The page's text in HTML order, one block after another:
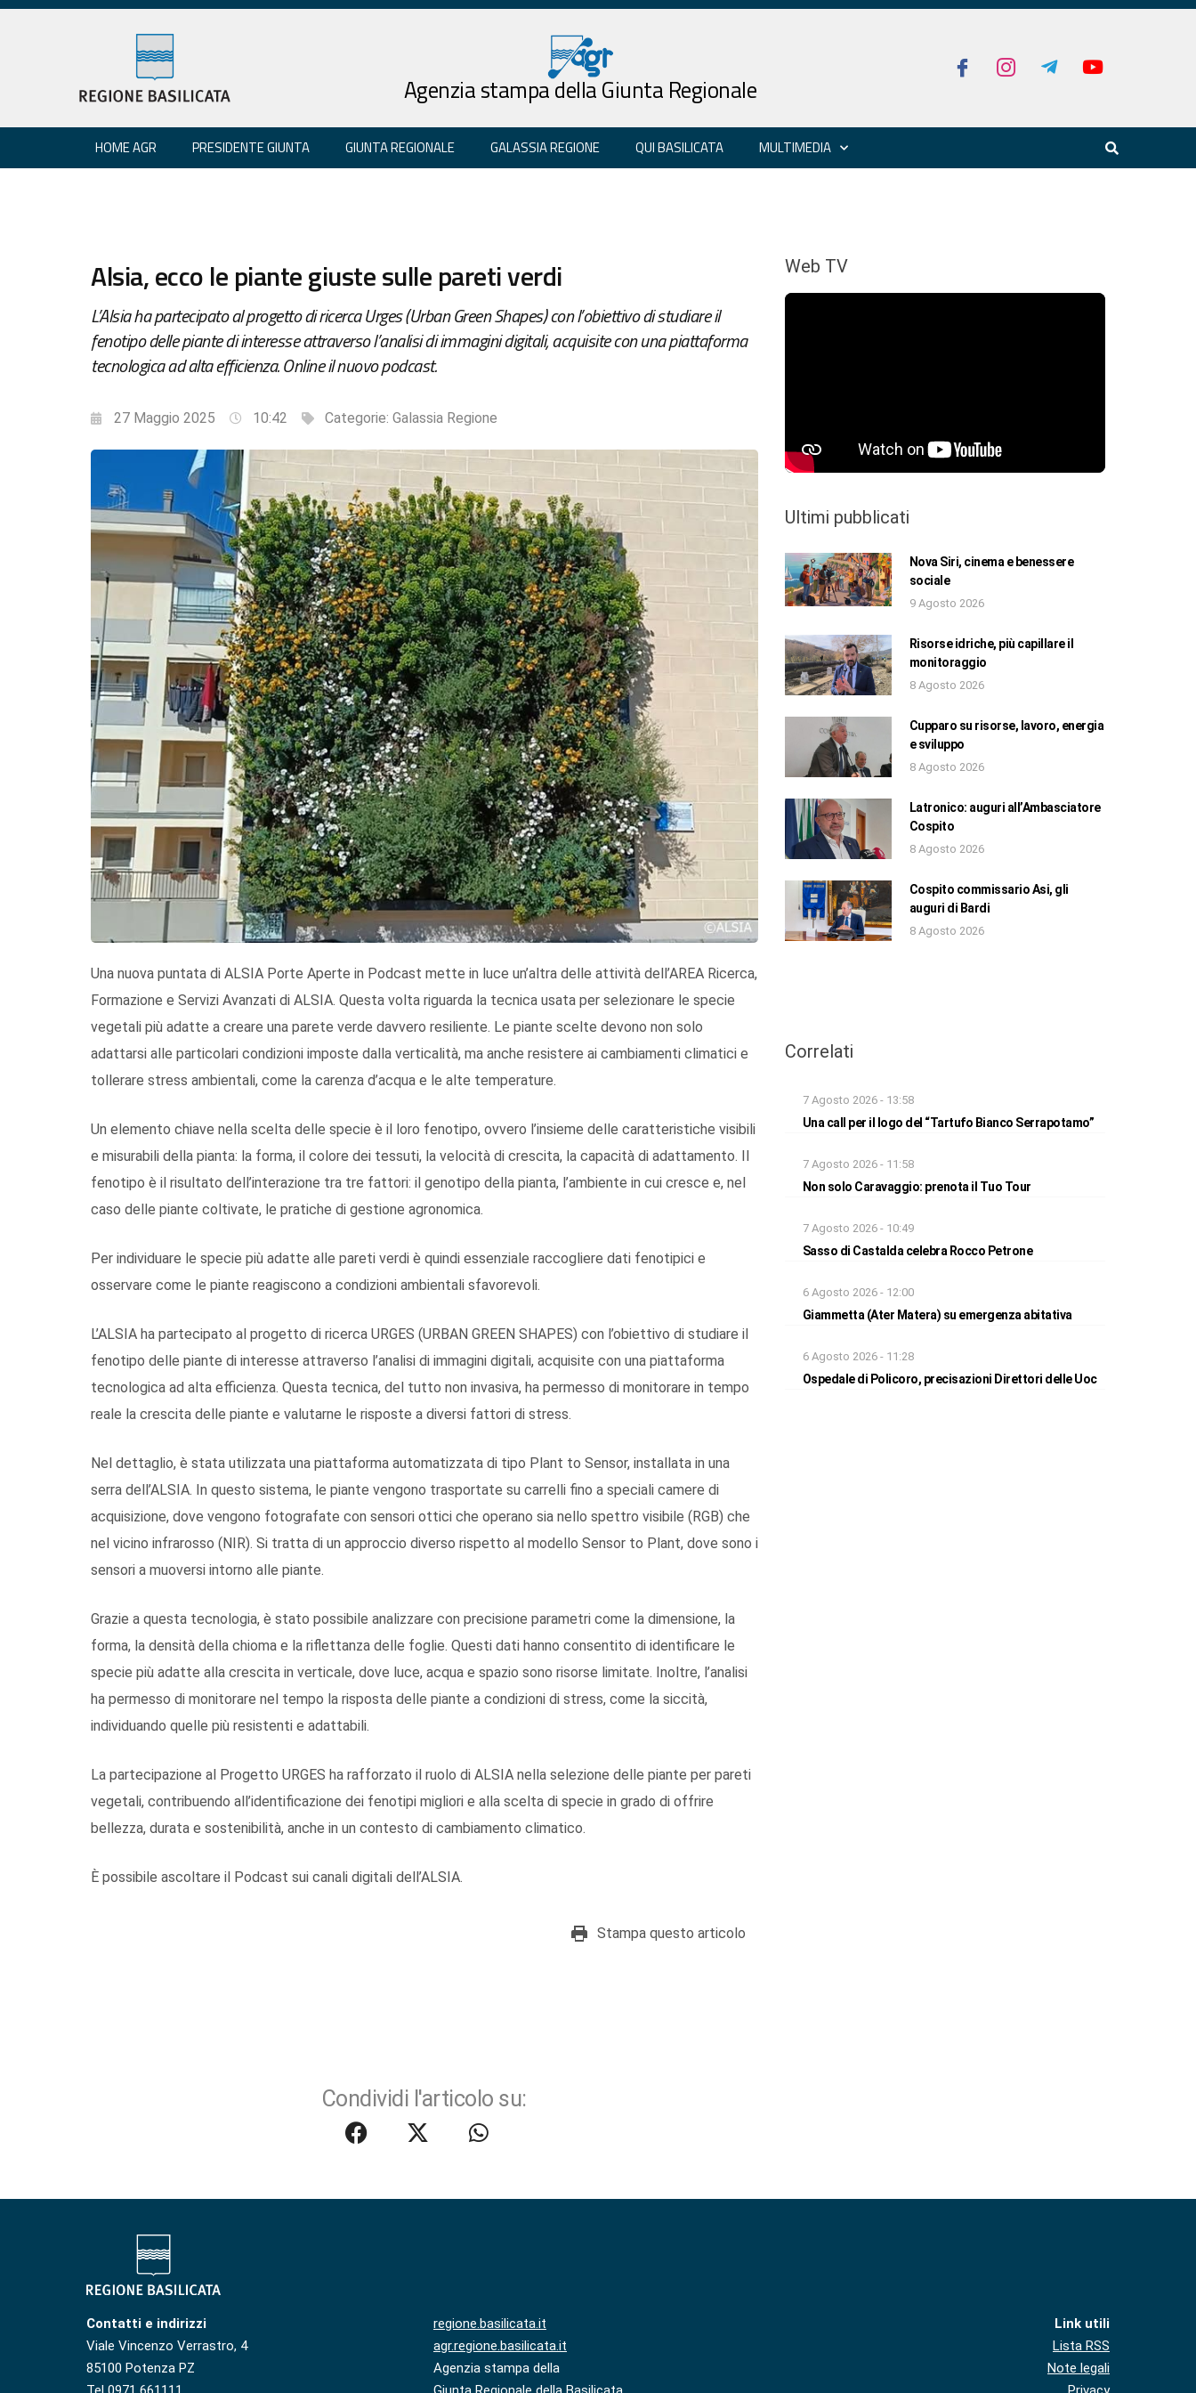
Agenzia stampa della Giunta Regionale
HOME AGR PRESIDENTE GIUNTA GIUNTA REGIONALE GALASSIA REGIONE QUI BASILICATA MULTIMEDIA
Alsia, ecco le piante giuste sulle pareti verdi
L’Alsia ha partecipato al progetto di ricerca Urges (Urban Green Shapes) con l’obiettivo di studiare il
fenotipo delle piante di interesse attraverso l’analisi di immagini digitali, acquisite con una piattaforma
tecnologica ad alta efficienza. Online il nuovo podcast.
27 Maggio 2025 10:42 Categorie: Galassia Regione
Una nuova puntata di ALSIA Porte Aperte in Podcast mette in luce un’altra delle attività dell’AREA Ricerca,
Formazione e Servizi Avanzati di ALSIA. Questa volta riguarda la tecnica usata per selezionare le specie
vegetali più adatte a creare una parete verde davvero resiliente. Le piante scelte devono non solo
adattarsi alle particolari condizioni imposte dalla verticalità, ma anche resistere ai cambiamenti climatici e
tollerare stress ambientali, come la carenza d’acqua e le alte temperature.
Un elemento chiave nella scelta delle specie è il loro fenotipo, ovvero l’insieme delle caratteristiche visibili
e misurabili della pianta: la forma, il colore dei tessuti, la velocità di crescita, la capacità di adattamento. Il
fenotipo è il risultato dell’interazione tra tre fattori: il genotipo della pianta, l’ambiente in cui cresce e, nel
caso delle piante coltivate, le pratiche di gestione agronomica.
Per individuare le specie più adatte alle pareti verdi è quindi essenziale raccogliere dati fenotipici e
osservare come le piante reagiscono a condizioni ambientali sfavorevoli.
L’ALSIA ha partecipato al progetto di ricerca URGES (URBAN GREEN SHAPES) con l’obiettivo di studiare il
fenotipo delle piante di interesse attraverso l’analisi di immagini digitali, acquisite con una piattaforma
tecnologica ad alta efficienza. Questa tecnica, del tutto non invasiva, ha permesso di monitorare in tempo
reale la crescita delle piante e valutarne le risposte a diversi fattori di stress.
Nel dettaglio, è stata utilizzata una piattaforma automatizzata di tipo Plant to Sensor, installata in una
serra dell’ALSIA. In questo sistema, le piante vengono trasportate su carrelli fino a speciali camere di
acquisizione, dove vengono fotografate con sensori ottici che operano sia nello spettro visibile (RGB) che
nel vicino infrarosso (NIR). Si tratta di un approccio diverso rispetto al modello Sensor to Plant, dove sono i
sensori a muoversi intorno alle piante.
Grazie a questa tecnologia, è stato possibile analizzare con precisione parametri come la dimensione, la
forma, la densità della chioma e la riflettanza delle foglie. Questi dati hanno consentito di identificare le
specie più adatte alla crescita in verticale, dove luce, acqua e spazio sono risorse limitate. Inoltre, l’analisi
ha permesso di monitorare nel tempo la risposta delle piante a condizioni di stress, come la siccità,
individuando quelle più resistenti e adattabili.
La partecipazione al Progetto URGES ha rafforzato il ruolo di ALSIA nella selezione delle piante per pareti
vegetali, contribuendo all’identificazione dei fenotipi migliori e alla scelta di specie in grado di offrire
bellezza, durata e sostenibilità, anche in un contesto di cambiamento climatico.
È possibile ascoltare il Podcast sui canali digitali dell’ALSIA.
Stampa questo articolo
Condividi l'articolo su:
Web TV
Ultimi pubblicati
Nova Siri, cinema e benessere
sociale
9 Agosto 2026
Risorse idriche, più capillare il
monitoraggio
8 Agosto 2026
Cupparo su risorse, lavoro, energia
e sviluppo
8 Agosto 2026
Latronico: auguri all’Ambasciatore
Cospito
8 Agosto 2026
Cospito commissario Asi, gli
auguri di Bardi
8 Agosto 2026
Correlati
7 Agosto 2026 - 13:58
Una call per il logo del “Tartufo Bianco Serrapotamo”
7 Agosto 2026 - 11:58
Non solo Caravaggio: prenota il Tuo Tour
7 Agosto 2026 - 10:49
Sasso di Castalda celebra Rocco Petrone
6 Agosto 2026 - 12:00
Giammetta (Ater Matera) su emergenza abitativa
6 Agosto 2026 - 11:28
Ospedale di Policoro, precisazioni Direttori delle Uoc
Contatti e indirizzi
Viale Vincenzo Verrastro, 4
85100 Potenza PZ
regione.basilicata.it
agr.regione.basilicata.it
Agenzia stampa della
Link utili
Lista RSS
Note legali